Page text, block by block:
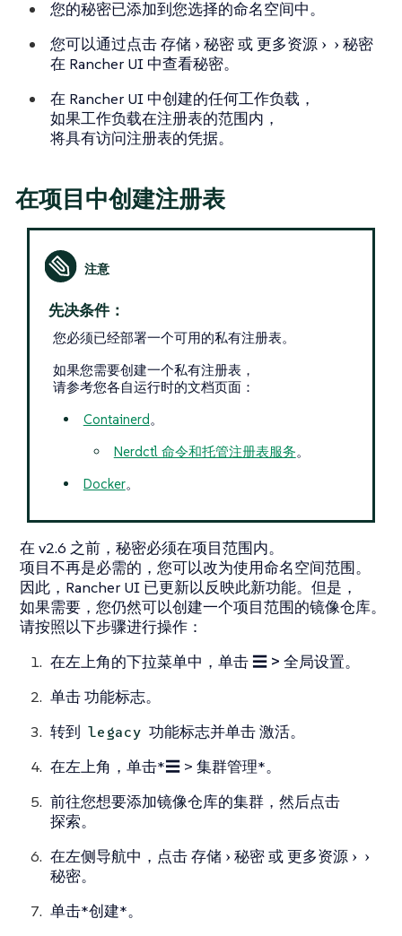
您的秘密已添加到您选择的命名空间中。
您可以通过点击存储 秘密或更多资源
秘密
在 Rancher UI 中查看秘密。
在 Rancher UI 中创建的任何工作负载，
如果工作负载在注册表的范围内，
将具有访问注册表的凭据。
在项目中创建注册表
先决条件：
您必须已经部署一个可用的私有注册表。
如果您需要创建一个私有注册表，
请参考您各自运行时的文档页面：
Containerd。
Nerdctl 命令和托管注册表服务。
Docker。
在 v2.6 之前，秘密必须在项目范围内。
项目不再是必需的，您可以改为使用命名空间范围。
因此，Rancher UI 已更新以反映此新功能。但是，
如果需要，您仍然可以创建一个项目范围的镜像仓库。
请按照以下步骤进行操作：
在左上角的下拉菜单中，单击 ☰ > 全局设置。
单击功能标志。
转到 legacy 功能标志并单击激活。
在左上角，单击*☰ > 集群管理*。
前往您想要添加镜像仓库的集群，然后点击
探索。
在左侧导航中，点击存储 秘密或更多资源
秘密。
单击*创建*。